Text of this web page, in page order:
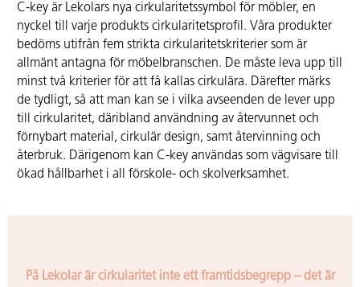
C-key är Lekolars nya cirkularitetssymbol för möbler, en
nyckel till varje produkts cirkularitetsprofil. Våra produkter
bedöms utifrån fem strikta cirkularitetskriterier som är
allmänt antagna för möbelbranschen. De måste leva upp till
minst två kriterier för att få kallas cirkulära. Därefter märks
de tydligt, så att man kan se i vilka avseenden de lever upp
till cirkularitet, däribland användning av återvunnet och
förnybart material, cirkulär design, samt återvinning och
återbruk. Därigenom kan C-key användas som vägvisare till
ökad hållbarhet i all förskole- och skolverksamhet.
På Lekolar är cirkularitet inte ett framtidsbegrepp – det är
Karoline -
exempel
är ett prima exempel